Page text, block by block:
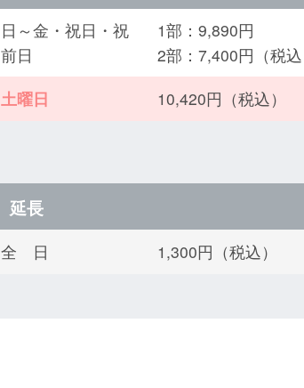
日～金・祝日・祝
前日
1部：9,890円
2部：7,400円（税込
土曜日
10,420円（税込）
延長
全 日 1,300円（税込）